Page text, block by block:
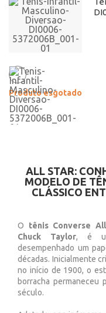
Produto esgotado
ALL STAR:
MODELO DE
CLÁSSICO
O tênis Converse
Chuck Taylor, é
desempenhado um
décadas. Inicialmente
no início de 1900, o
borracha permaneceu
século.